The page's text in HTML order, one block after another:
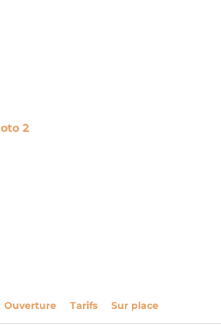
Photo 2
Ouverture Tarifs Sur place